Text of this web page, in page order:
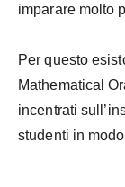
imparare molto
Per questo
Mathematical
incentrati
studenti in